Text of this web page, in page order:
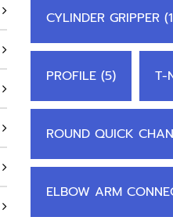
CYLINDER GRIPPER
PROFILE (5) T-
ROUND QUICK
ELBOW ARM